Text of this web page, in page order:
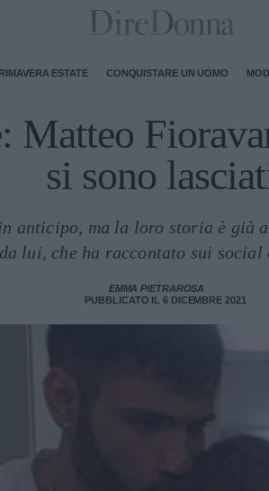
ESTATE CONQUISTARE UN UOMO
Matteo
si sono
anticipo, ma la loro storia è
lui, che ha raccontato sui social
EMMA PIETRAROSA
PUBBLICATO IL 6 DICEMBRE 2021